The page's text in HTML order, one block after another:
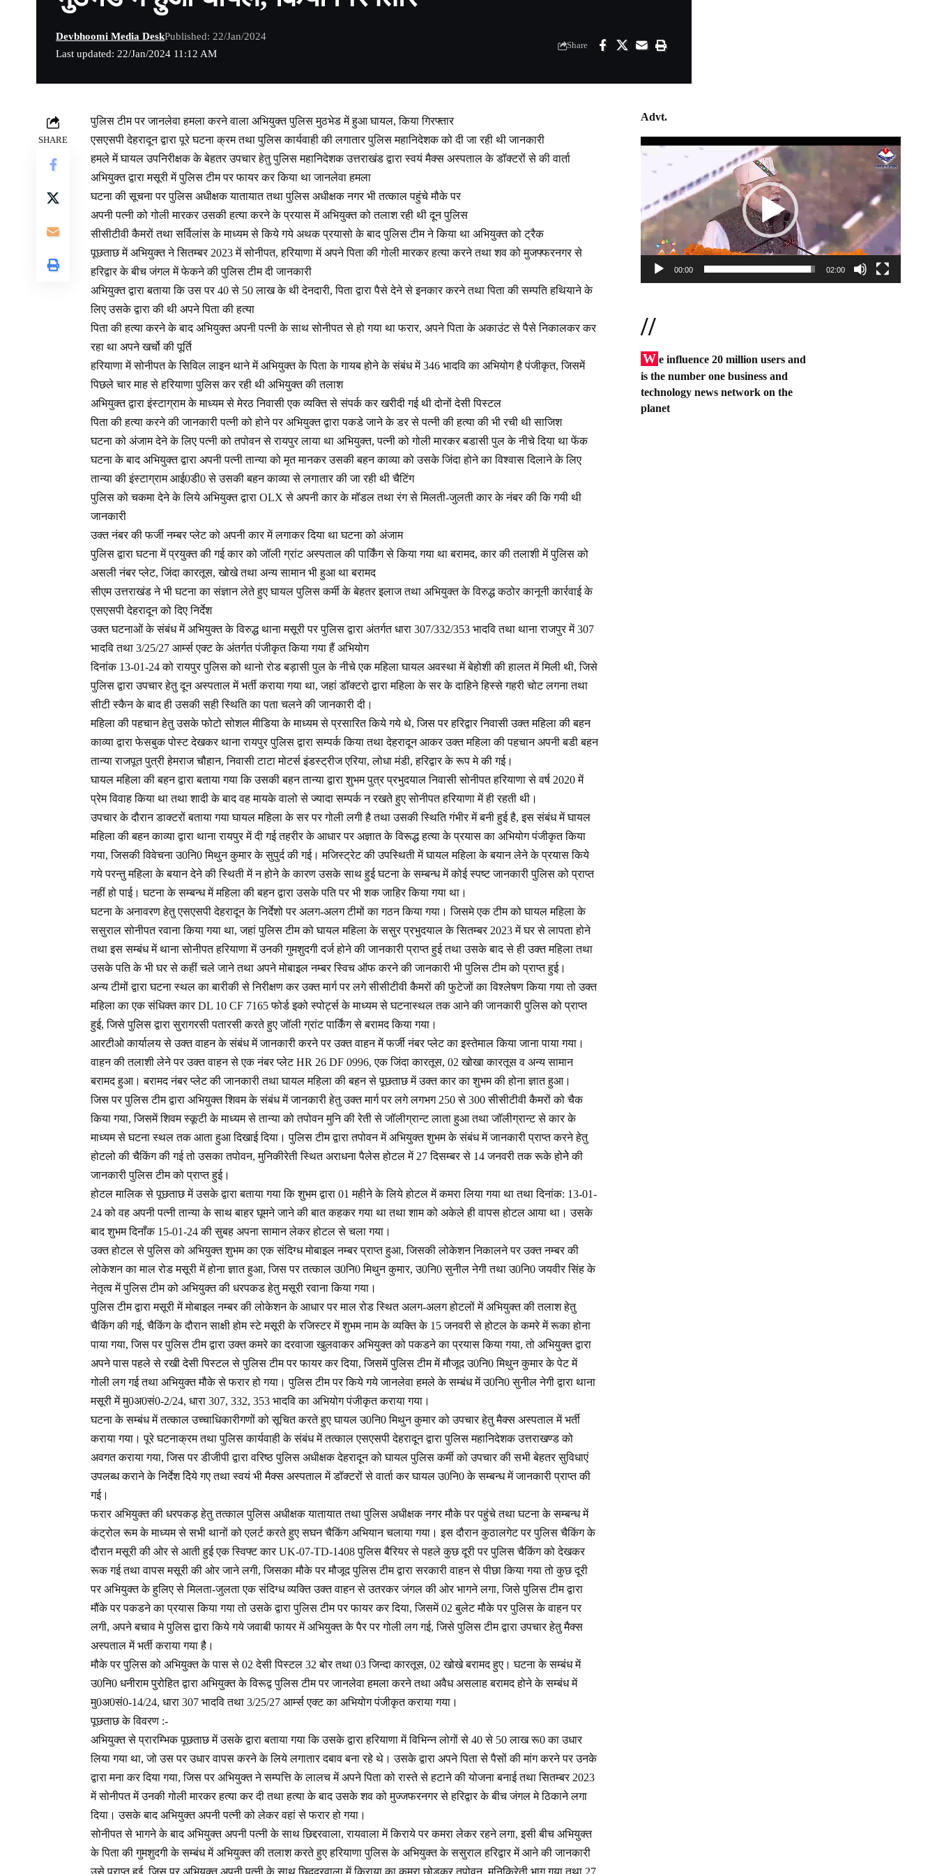
Last updated: 22/Jan/2024 11:12 AM
Devbhoomi Media DeskPublished: 22/Jan/2024
Share
SHARE
पुलिस टीम पर जानलेवा हमला करने वाला अभियुक्त पुलिस मुठभेड में हुआ घायल, किया गिरफ्तार
एसएसपी देहरादून द्वारा पूरे घटना क्रम तथा पुलिस कार्यवाही की लगातार पुलिस महानिदेशक को दी जा रही थी जानकारी
हमले में घायल उपनिरीक्षक के बेहतर उपचार हेतु पुलिस महानिदेशक उत्तराखंड द्वारा स्वयं मैक्स अस्पताल के डॉक्टरों से की वार्ता
अभियुक्त द्वारा मसूरी में पुलिस टीम पर फायर कर किया था जानलेवा हमला
घटना की सूचना पर पुलिस अधीक्षक यातायात तथा पुलिस अधीक्षक नगर भी तत्काल पहुंचे मौके पर
अपनी पत्नी को गोली मारकर उसकी हत्या करने के प्रयास में अभियुक्त को तलाश रही थी दून पुलिस
सीसीटीवी कैमरों तथा सर्विलांस के माध्यम से किये गये अथक प्रयासो के बाद पुलिस टीम ने किया था अभियुक्त को ट्रैक
पूछताछ में अभियुक्त ने सितम्बर 2023 में सोनीपत, हरियाणा में अपने पिता की गोली मारकर हत्या करने तथा शव को मुजफ्फरनगर से
हरिद्वार के बीच जंगल में फेकने की पुलिस टीम दी जानकारी
अभियुक्त द्वारा बताया कि उस पर 40 से 50 लाख के थी देनदारी, पिता द्वारा पैसे देने से इनकार करने तथा पिता की सम्पति हथियाने के
लिए उसके द्वारा की थी अपने पिता की हत्या
पिता की हत्या करने के बाद अभियुक्त अपनी पत्नी के साथ सोनीपत से हो गया था फरार, अपने पिता के अकाउंट से पैसे निकालकर कर
रहा था अपने खर्चो की पूर्ति
हरियाणा में सोनीपत के सिविल लाइन थाने में अभियुक्त के पिता के गायब होने के संबंध में 346 भादवि का अभियोग है पंजीकृत, जिसमें
पिछले चार माह से हरियाणा पुलिस कर रही थी अभियुक्त की तलाश
अभियुक्त द्वारा इंस्टाग्राम के माध्यम से मेरठ निवासी एक व्यक्ति से संपर्क कर खरीदी गई थी दोनों देसी पिस्टल
पिता की हत्या करने की जानकारी पत्नी को होने पर अभियुक्त द्वारा पकडे जाने के डर से पत्नी की हत्या की भी रची थी साजिश
घटना को अंजाम देने के लिए पत्नी को तपोवन से रायपुर लाया था अभियुक्त, पत्नी को गोली मारकर बडासी पुल के नीचे दिया था फेंक
घटना के बाद अभियुक्त द्वारा अपनी पत्नी तान्या को मृत मानकर उसकी बहन काव्या को उसके जिंदा होने का विश्वास दिलाने के लिए
तान्या की इंस्टाग्राम आई0डी0 से उसकी बहन काव्या से लगातार की जा रही थी चैटिंग
पुलिस को चकमा देने के लिये अभियुक्त द्वारा OLX से अपनी कार के मॉडल तथा रंग से मिलती-जुलती कार के नंबर की कि गयी थी
जानकारी
उक्त नंबर की फर्जी नम्बर प्लेट को अपनी कार में लगाकर दिया था घटना को अंजाम
पुलिस द्वारा घटना में प्रयुक्त की गई कार को जॉली ग्रांट अस्पताल की पार्किंग से किया गया था बरामद, कार की तलाशी में पुलिस को
असली नंबर प्लेट, जिंदा कारतूस, खोखे तथा अन्य सामान भी हुआ था बरामद
सीएम उत्तराखंड ने भी घटना का संज्ञान लेते हुए घायल पुलिस कर्मी के बेहतर इलाज तथा अभियुक्त के विरुद्ध कठोर कानूनी कार्रवाई के
एसएसपी देहरादून को दिए निर्देश
उक्त घटनाओं के संबंध में अभियुक्त के विरुद्ध थाना मसूरी पर पुलिस द्वारा अंतर्गत धारा 307/332/353 भादवि तथा थाना राजपुर में 307
भादवि तथा 3/25/27 आर्म्स एक्ट के अंतर्गत पंजीकृत किया गया हैं अभियोग
दिनांक 13-01-24 को रायपुर पुलिस को थानो रोड बड़ासी पुल के नीचे एक महिला घायल अवस्था में बेहोशी की हालत में मिली थी, जिसे
पुलिस द्वारा उपचार हेतु दून अस्पताल में भर्ती कराया गया था, जहां डॉक्टरो द्वारा महिला के सर के दाहिने हिस्से गहरी चोट लगना तथा
सीटी स्कैन के बाद ही उसकी सही स्थिति का पता चलने की जानकारी दी।
महिला की पहचान हेतु उसके फोटो सोशल मीडिया के माध्यम से प्रसारित किये गये थे, जिस पर हरिद्वार निवासी उक्त महिला की बहन
काव्या द्वारा फेसबुक पोस्ट देखकर थाना रायपुर पुलिस द्वारा सम्पर्क किया तथा देहरादून आकर उक्त महिला की पहचान अपनी बडी बहन
तान्या राजपूत पुत्री हेमराज चौहान, निवासी टाटा मोटर्स इंडस्ट्रीज एरिया, लोधा मंडी, हरिद्वार के रूप मे की गई।
घायल महिला की बहन द्वारा बताया गया कि उसकी बहन तान्या द्वारा शुभम पुत्र प्रभुदयाल निवासी सोनीपत हरियाणा से वर्ष 2020 में
प्रेम विवाह किया था तथा शादी के बाद वह मायके वालो से ज्यादा सम्पर्क न रखते हुए सोनीपत हरियाणा में ही रहती थी।
उपचार के दौरान डाक्टरों बताया गया घायल महिला के सर पर गोली लगी है तथा उसकी स्थिति गंभीर में बनी हुई है, इस संबंध में घायल
महिला की बहन काव्या द्वारा थाना रायपुर में दी गई तहरीर के आधार पर अज्ञात के विरूद्ध हत्या के प्रयास का अभियोग पंजीकृत किया
गया, जिसकी विवेचना उ0नि0 मिथुन कुमार के सुपुर्द की गई। मजिस्ट्रेट की उपस्थिती में घायल महिला के बयान लेने के प्रयास किये
गये परन्तु महिला के बयान देने की स्थिती में न होने के कारण उसके साथ हुई घटना के सम्बन्ध में कोई स्पष्ट जानकारी पुलिस को प्राप्त
नहीं हो पाई। घटना के सम्बन्ध में महिला की बहन द्वारा उसके पति पर भी शक जाहिर किया गया था।
घटना के अनावरण हेतु एसएसपी देहरादून के निर्देशो पर अलग-अलग टीमों का गठन किया गया। जिसमे एक टीम को घायल महिला के
ससुराल सोनीपत रवाना किया गया था, जहां पुलिस टीम को घायल महिला के ससुर प्रभुदयाल के सितम्बर 2023 में घर से लापता होने
तथा इस सम्बंध में थाना सोनीपत हरियाणा में उनकी गुमशुदगी दर्ज होने की जानकारी प्राप्त हुई तथा उसके बाद से ही उक्त महिला तथा
उसके पति के भी घर से कहीं चले जाने तथा अपने मोबाइल नम्बर स्विच ऑफ करने की जानकारी भी पुलिस टीम को प्राप्त हुई।
अन्य टीमों द्वारा घटना स्थल का बारीकी से निरीक्षण कर उक्त मार्ग पर लगे सीसीटीवी कैमरों की फुटेजों का विश्लेषण किया गया तो उक्त
महिला का एक संधिक्त कार DL 10 CF 7165 फोर्ड इको स्पोर्ट्स के माध्यम से घटनास्थल तक आने की जानकारी पुलिस को प्राप्त
हुई, जिसे पुलिस द्वारा सुरागरसी पतारसी करते हुए जॉली ग्रांट पार्किंग से बरामद किया गया।
आरटीओ कार्यालय से उक्त वाहन के संबंध में जानकारी करने पर उक्त वाहन में फर्जी नंबर प्लेट का इस्तेमाल किया जाना पाया गया।
वाहन की तलाशी लेने पर उक्त वाहन से एक नंबर प्लेट HR 26 DF 0996, एक जिंदा कारतूस, 02 खोखा कारतूस व अन्य सामान
बरामद हुआ। बरामद नंबर प्लेट की जानकारी तथा घायल महिला की बहन से पूछताछ में उक्त कार का शुभम की होना ज्ञात हुआ।
जिस पर पुलिस टीम द्वारा अभियुक्त शिवम के संबंध में जानकारी हेतु उक्त मार्ग पर लगे लगभग 250 से 300 सीसीटीवी कैमरों को चैक
किया गया, जिसमें शिवम स्कूटी के माध्यम से तान्या को तपोवन मुनि की रेती से जॉलीग्रान्ट लाता हुआ तथा जॉलीग्रान्ट से कार के
माध्यम से घटना स्थल तक आता हुआ दिखाई दिया। पुलिस टीम द्वारा तपोवन में अभियुक्त शुभम के संबंध में जानकारी प्राप्त करने हेतु
होटलो की चैकिंग की गई तो उसका तपोवन, मुनिकीरेती स्थित अराधना पैलेस होटल में 27 दिसम्बर से 14 जनवरी तक रूके होनेे की
जानकारी पुलिस टीम को प्राप्त हुई।
होटल मालिक से पूछताछ में उसके द्वारा बताया गया कि शुभम द्वारा 01 महीने के लिये होटल में कमरा लिया गया था तथा दिनांक: 13-01-
24 को वह अपनी पत्नी तान्या के साथ बाहर घूमने जाने की बात कहकर गया था तथा शाम को अकेले ही वापस होटल आया था। उसके
बाद शुभम दिनाँक 15-01-24 की सुबह अपना सामान लेकर होटल से चला गया।
उक्त होटल से पुलिस को अभियुक्त शुभम का एक संदिग्ध मोबाइल नम्बर प्राप्त हुआ, जिसकी लोकेशन निकालने पर उक्त नम्बर की
लोकेशन का माल रोड मसूरी में होना ज्ञात हुआ, जिस पर तत्काल उ0नि0 मिथुन कुमार, उ0नि0 सुनील नेगी तथा उ0नि0 जयवीर सिंह के
नेतृत्व में पुलिस टीम को अभियुक्त की धरपकड हेतु मसूरी रवाना किया गया।
पुलिस टीम द्वारा मसूरी में मोबाइल नम्बर की लोकेशन के आधार पर माल रोड स्थित अलग-अलग होटलों में अभियुक्त की तलाश हेतु
चैकिंग की गई, चैकिंग के दौरान साक्षी होम स्टे मसूरी के रजिस्टर में शुभम नाम के व्यक्ति के 15 जनवरी से होटल के कमरे में रूका होना
पाया गया, जिस पर पुलिस टीम द्वारा उक्त कमरे का दरवाजा खुलवाकर अभियुक्त को पकडने का प्रयास किया गया, तो अभियुक्त द्वारा
अपने पास पहले से रखी देसी पिस्टल से पुलिस टीम पर फायर कर दिया, जिसमें पुलिस टीम में मौजूद उ0नि0 मिथुन कुमार के पेट में
गोली लग गई तथा अभियुक्त मौके से फरार हो गया। पुलिस टीम पर किये गये जानलेवा हमले के सम्बंध में उ0नि0 सुनील नेगी द्वारा थाना
मसूरी में मु0अ0सं0-2/24, धारा 307, 332, 353 भादवि का अभियोग पंजीकृत कराया गया।
घटना के सम्बंध में तत्काल उच्चाधिकारीगणों को सूचित करते हुए घायल उ0नि0 मिथुन कुमार को उपचार हेतु मैक्स अस्पताल में भर्ती
कराया गया। पूरे घटनाक्रम तथा पुलिस कार्यवाही के संबंध में तत्काल एसएसपी देहरादून द्वारा पुलिस महानिदेशक उत्तराखण्ड को
अवगत कराया गया, जिस पर डीजीपी द्वारा वरिष्ठ पुलिस अधीक्षक देहरादून को घायल पुलिस कर्मी को उपचार की सभी बेहतर सुविधाएं
उपलब्ध कराने के निर्देश दिेये गए तथा स्वयं भी मैक्स अस्पताल में डॉक्टरों से वार्ता कर घायल उ0नि0 के सम्बन्ध में जानकारी प्राप्त की
गई।
फरार अभियुक्त की धरपकड़ हेतु तत्काल पुलिस अधीक्षक यातायात तथा पुलिस अधीक्षक नगर मौके पर पहुंचे तथा घटना के सम्बन्ध में
कंट्रोल रूम के माध्यम से सभी थानों को एलर्ट करते हुए सघन चैकिंग अभियान चलाया गया। इस दौरान कुठालगेट पर पुलिस चैकिंग के
दौरान मसूरी की ओर से आती हुई एक स्विफ्ट कार UK-07-TD-1408 पुलिस बैरियर से पहले कुछ दूरी पर पुलिस चैकिंग को देखकर
रूक गई तथा वापस मसूरी की ओर जाने लगी, जिसका मौके पर मौजूद पुलिस टीम द्वारा सरकारी वाहन से पीछा किया गया तो कुछ दूरी
पर अभियुक्त के हुलिए से मिलता-जुलता एक संदिग्ध व्यक्ति उक्त वाहन से उतरकर जंगल की ओर भागने लगा, जिसे पुलिस टीम द्वारा
मौंके पर पकडने का प्रयास किया गया तो उसके द्वारा पुलिस टीम पर फायर कर दिया, जिसमें 02 बुलेट मौके पर पुलिस के वाहन पर
लगी, अपने बचाव मे पुलिस द्वारा किये गये जवाबी फायर में अभियुक्त के पैर पर गोली लग गई, जिसे पुलिस टीम द्वारा उपचार हेतु मैक्स
अस्पताल में भर्ती कराया गया है।
मौके पर पुलिस को अभियुक्त के पास से 02 देसी पिस्टल 32 बोर तथा 03 जिन्दा कारतूस, 02 खोखे बरामद हुए। घटना के सम्बंध में
उ0नि0 धनीराम पुरोहित द्वारा अभियुक्त के विरूद्व पुलिस टीम पर जानलेवा हमला करने तथा अवैध असलाह बरामद होने के सम्बंध में
मु0अ0सं0-14/24, धारा 307 भादवि तथा 3/25/27 आर्म्स एक्ट का अभियोग पंजीकृत कराया गया।
पूछताछ के विवरण :-
अभियुक्त से प्रारम्भिक पूछताछ में उसके द्वारा बताया गया कि उसके द्वारा हरियाणा में विभिन्न लोगों से 40 से 50 लाख रू0 का उधार
लिया गया था, जो उस पर उधार वापस करने के लिये लगातार दबाव बना रहे थे। उसके द्वारा अपने पिता से पैसों की मांग करने पर उनके
द्वारा मना कर दिया गया, जिस पर अभियुक्त ने सम्पत्ति के लालच में अपने पिता को रास्ते से हटाने की योजना बनाई तथा सितम्बर 2023
में सोनीपत में उनकी गोली मारकर हत्या कर दी तथा हत्या के बाद उसके शव को मुज्जफरनगर से हरिद्वार के बीच जंगल मे ठिकाने लगा
दिया। उसके बाद अभियुक्त अपनी पत्नी को लेकर वहां से फरार हो गया।
सोनीपत से भागने के बाद अभियुक्त अपनी पत्नी के साथ छिद्दरवाला, रायवाला में किराये पर कमरा लेकर रहने लगा, इसी बीच अभियुक्त
के पिता की गुमशुदगी के सम्बंध में अभियुक्त की तलाश करते हुए हरियाणा पुलिस के अभियुक्त के ससुराल हरिद्वार में आने की जानकारी
Advt.
Video
00:00 02:00
//
W e influence 20 million users and
is the number one business and
technology news network on the
planet